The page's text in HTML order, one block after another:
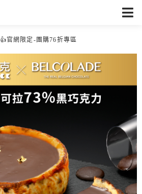
👍官網限定-團購76折專區